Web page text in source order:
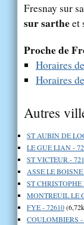
Fresnay sur
sur sartheet
Proche de
Horaires
Horaires
Autres
ST AUBIN DE
LE GUE LIAN -
ST VICTEUR -
ASSE LE
ST
MONTREUIL LE
FYE - 72610
COULOMBIERS -